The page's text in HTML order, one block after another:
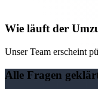
Wie läuft der
Unser Team erscheint
Alle Fragen